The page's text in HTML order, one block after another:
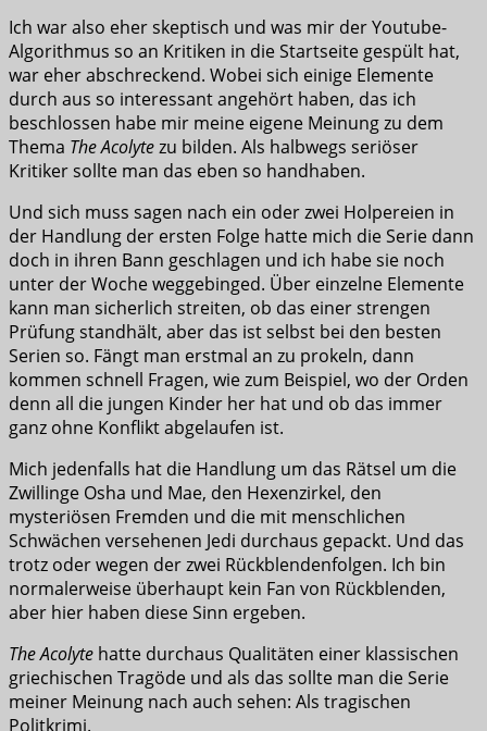
Ich war also eher skeptisch und was mir der Youtube-
Algorithmus so an Kritiken in die Startseite gespült hat,
war eher abschreckend. Wobei sich einige Elemente
durch aus so interessant angehört haben, das ich
beschlossen habe mir meine eigene Meinung zu dem
Thema The Acolytezu bilden. Als halbwegs seriöser
Kritiker sollte man das eben so handhaben.
Und sich muss sagen nach ein oder zwei Holpereien in
der Handlung der ersten Folge hatte mich die Serie dann
doch in ihren Bann geschlagen und ich habe sie noch
unter der Woche weggebinged. Über einzelne Elemente
kann man sicherlich streiten, ob das einer strengen
Prüfung standhält, aber das ist selbst bei den besten
Serien so. Fängt man erstmal an zu prokeln, dann
kommen schnell Fragen, wie zum Beispiel, wo der Orden
denn all die jungen Kinder her hat und ob das immer
ganz ohne Konflikt abgelaufen ist.
Mich jedenfalls hat die Handlung um das Rätsel um die
Zwillinge Osha und Mae, den Hexenzirkel, den
mysteriösen Fremden und die mit menschlichen
Schwächen versehenen Jedi durchaus gepackt. Und das
trotz oder wegen der zwei Rückblendenfolgen. Ich bin
normalerweise überhaupt kein Fan von Rückblenden,
aber hier haben diese Sinn ergeben.
The Acolyte hatte durchaus Qualitäten einer klassischen
griechischen Tragöde und als das sollte man die Serie
meiner Meinung nach auch sehen: Als tragischen
Politkrimi.